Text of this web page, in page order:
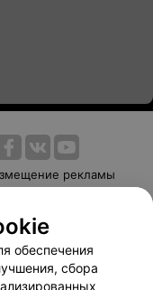
рекламы
Способы оплаты
103.by
обеспечения
сбора